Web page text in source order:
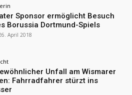
Sponsor ermöglicht Besuch
Borussia Dortmund-Spiels
April 2018
Unfall am Wismarer
Fahrradfahrer stürzt ins